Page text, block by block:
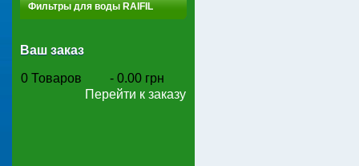
Фильтры для воды RAIFIL
Ваш заказ
0 Товаров - 0.00 грн
Перейти к заказу